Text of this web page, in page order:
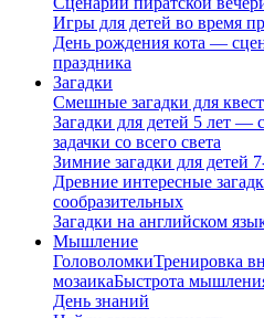
Игры для детей во время
День рождения кота —
праздника
Загадки
Смешные загадки для
Загадки для детей 5 лет —
задачки со всего света
Зимние загадки для детей
Древние интересные
сообразительных
Загадки на английском
Мышление
ГоловоломкиТренировка
мозаикаБыстрота
День знаний